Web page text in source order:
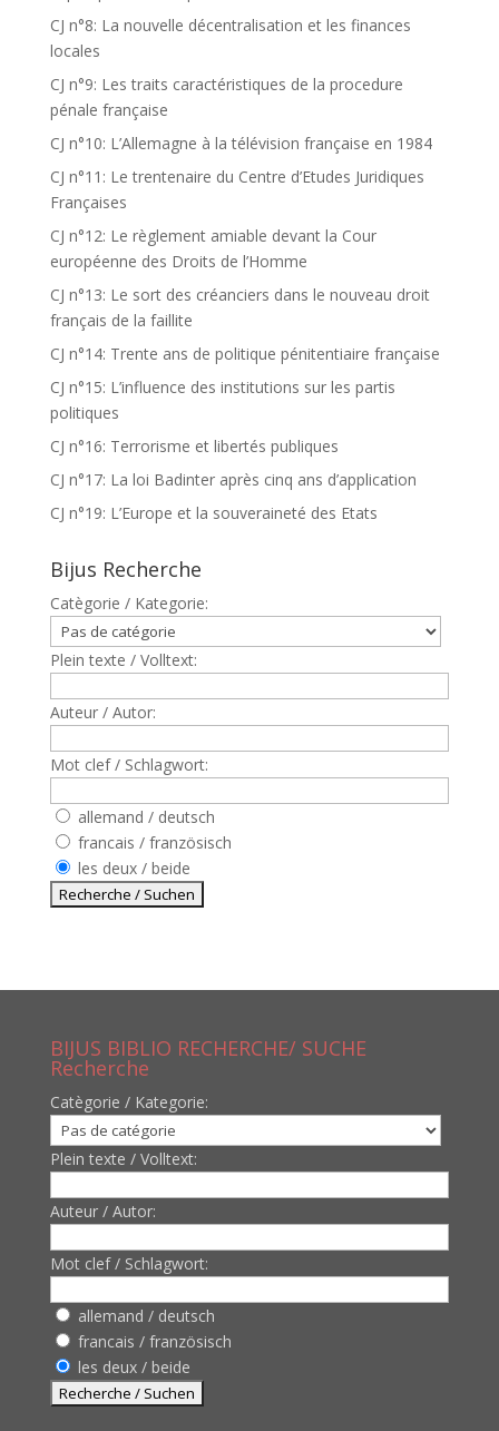
CJ n°8: La nouvelle décentralisation et les finances
locales
CJ n°9: Les traits caractéristiques de la procedure
pénale française
CJ n°10: L’Allemagne à la télévision française en 1984
CJ n°11: Le trentenaire du Centre d’Etudes Juridiques
Françaises
CJ n°12: Le règlement amiable devant la Cour
européenne des Droits de l’Homme
CJ n°13: Le sort des créanciers dans le nouveau droit
français de la faillite
CJ n°14: Trente ans de politique pénitentiaire française
CJ n°15: L’influence des institutions sur les partis
politiques
CJ n°16: Terrorisme et libertés publiques
CJ n°17: La loi Badinter après cinq ans d’application
CJ n°19: L’Europe et la souveraineté des Etats
Bijus Recherche
Catègorie / Kategorie:
Plein texte / Volltext:
Auteur / Autor:
Mot clef / Schlagwort:
allemand / deutsch
francais / französisch
les deux / beide
BIJUS BIBLIO RECHERCHE/ SUCHE
Recherche
Catègorie / Kategorie:
Plein texte / Volltext:
Auteur / Autor:
Mot clef / Schlagwort:
allemand / deutsch
francais / französisch
les deux / beide